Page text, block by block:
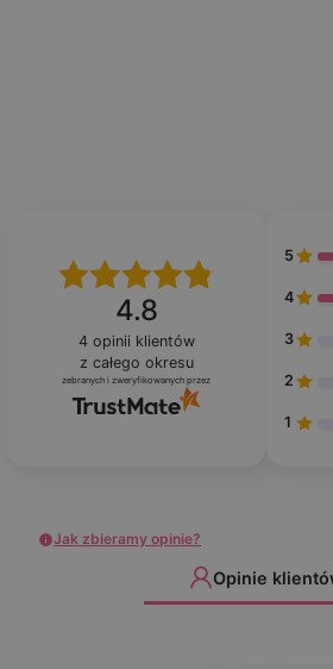
4.8
4opinii klientów
z całego okresu
zebranych i zweryfikowanych przez
5
4
3
2
1
Jak zbieramy opinie?
Opinie